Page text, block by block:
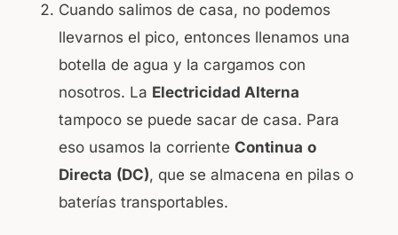
Cuando salimos de casa, no podemos
llevarnos el pico, entonces llenamos una
botella de agua y la cargamos con
nosotros. La Electricidad Alterna
tampoco se puede sacar de casa. Para
eso usamos la corriente Continua o
Directa (DC), que se almacena en pilas o
baterías transportables.